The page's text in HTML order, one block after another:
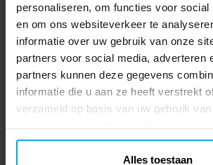
personaliseren, om functies voor social
en om ons websiteverkeer te
informatie over uw gebruik van onze
partners voor social media, adverteren
partners kunnen deze gegevens
informatie die u aan ze heeft verstrekt
verzameld op basis van uw gebruik
Alles toestaan
86 cm